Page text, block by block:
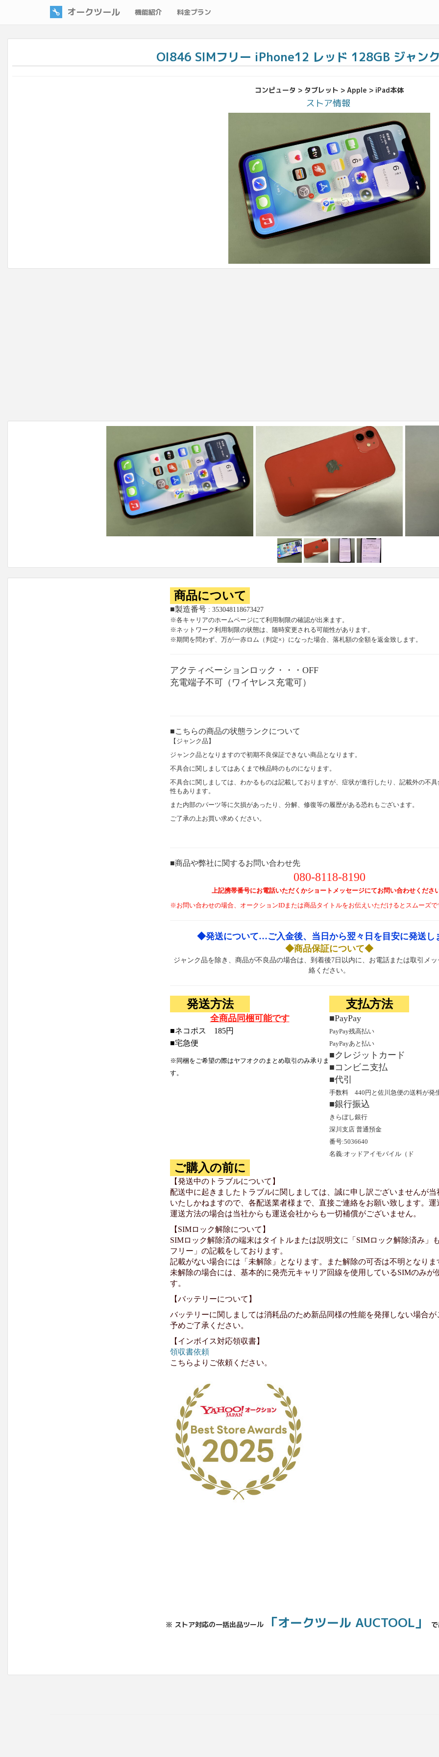
オークツール 機能紹介 料金プラン
OI846 SIMフリー iPhone12 レッド 128GB ジャン
コンピュータ > タブレット > Apple > iPad本体
ストア情報
商品について
■製造番号 : 353048118673427
※各キャリアのホームページにて利用制限の確認が出来ます。
※ネットワーク利用制限の状態は、随時変更される可能性があります。
※期間を問わず、万が一赤ロム（判定×）になった場合、落札額の全額を返金致します。
アクティベーションロック・・・OFF
充電端子不可（ワイヤレス充電可）
■こちらの商品の状態ランクについて
【ジャンク品】
ジャンク品となりますので初期不良保証できない商品となります。
不具合に関しましてはあくまで検品時のものになります。
不具合に関しましては、わかるものは記載しておりますが、症状が進行したり、記載外の不
性もあります。
また内部のパーツ等に欠損があったり、分解、修復等の履歴がある恐れもございます。
ご了承の上お買い求めください。
■商品や弊社に関するお問い合わせ先
080-8118-8190
上記携帯番号にお電話いただくかショートメッセージにてお問い合わせください
※お問い合わせの場合、オークションIDまたは商品タイトルをお伝えいただけるとスムーズで
◆発送について…ご入金後、当日から翌々日を目安に発送
◆商品保証について◆
ジャンク品を除き、商品が不良品の場合は、到着後7日以内に、お電話または取引メ
絡ください。
発送方法
全商品同梱可能です
■ネコポス 185円
■宅急便
※同梱をご希望の際はヤフオクのまとめ取引のみ承りま
す。
支払方法
■PayPay
PayPay残高払い
PayPayあと払い
■クレジットカード
■コンビニ支払
■代引
手数料 440円と佐川急便の送料が発
■銀行振込
きらぼし銀行
深川支店 普通預金
番号:5036640
名義:オッドアイモバイル（ド
ご購入の前に
【発送中のトラブルについて】
配送中に起きましたトラブルに関しましては、誠に申し訳ございませんが当
いたしかねますので、各配送業者様まで、直接ご連絡をお願い致します。運
運送方法の場合は当社からも運送会社からも一切補償がございません。
【SIMロック解除について】
SIMロック解除済の端末はタイトルまたは説明文に「SIMロック解除済み」
フリー」の記載をしております。
記載がない場合には「未解除」となります。また解除の可否は不明となりま
未解除の場合には、基本的に発売元キャリア回線を使用しているSIMのみが
す。
【バッテリーについて】
バッテリーに関しましては消耗品のため新品同様の性能を発揮しない場合が
予めご了承ください。
【インボイス対応領収書】
領収書依頼
こちらよりご依頼ください。
※ ストア対応の一括出品ツール 「オークツール AUCTOOL」